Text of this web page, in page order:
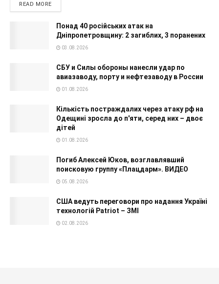
READ MORE
Понад 40 російських атак на
Дніпропетровщину: 2 загиблих, 3 поранених
03.08.2026
СБУ и Силы обороны нанесли удар по
авиазаводу, порту и нефтезаводу в России
01.08.2026
Кількість постраждалих через атаку рф на
Одещині зросла до п'яти, серед них – двоє
дітей
01.08.2026
Погиб Алексей Юков, возглавлявший
поисковую группу «Плацдарм». ВИДЕО
05.08.2026
США ведуть переговори про надання Україні
технологій Patriot – ЗМІ
02.08.2026